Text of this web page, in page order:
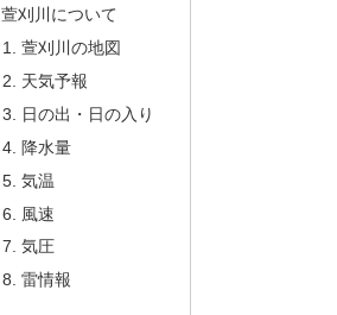
萱刈川について
萱刈川の地図
天気予報
日の出・日の入り
降水量
気温
風速
気圧
雷情報